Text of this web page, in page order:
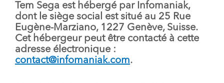
Tem Sega est hébergé par Infomaniak,
dont le siège social est situé au 25 Rue
Eugène-Marziano, 1227 Genève, Suisse.
Cet hébergeur peut être contacté à cette
adresse électronique :
contact@infomaniak.com.